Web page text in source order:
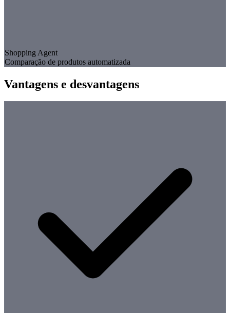
Shopping Agent
Comparação de produtos automatizada
Vantagens e desvantagens